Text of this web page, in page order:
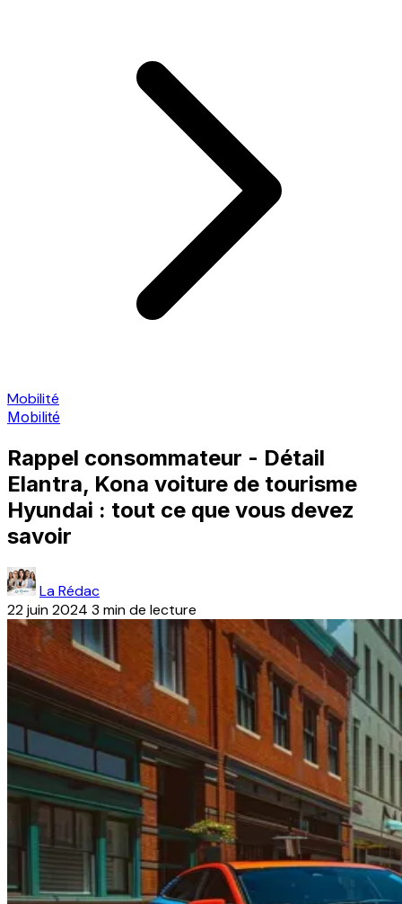
Mobilité
Mobilité
Rappel consommateur - Détail
Elantra, Kona voiture de tourisme
Hyundai : tout ce que vous devez
savoir
La Rédac
22 juin 2024 3 min de lecture